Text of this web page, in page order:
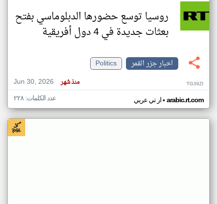
روسيا توسع حضورها الدبلوماسي بفتح
بعثات جديدة في 4 دول أفريقية
اخبار جزر القمر
Politics
Jun 30, 2026
منذ شهر TG39ZI
ار تي عربي• arabic.rt.com عدد الكلمات: ٢٢٨